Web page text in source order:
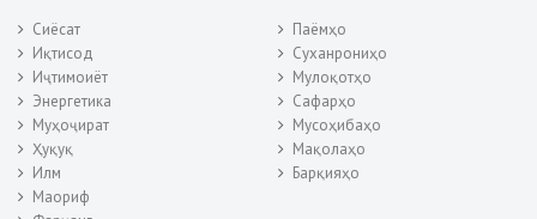
Сиёсат
Иқтисод
Иҷтимоиёт
Энергетика
Муҳоҷират
Ҳуқуқ
Илм
Маориф
Паёмҳо
Суханрониҳо
Мулоқотҳо
Сафарҳо
Мусоҳибаҳо
Мақолаҳо
Барқияҳо